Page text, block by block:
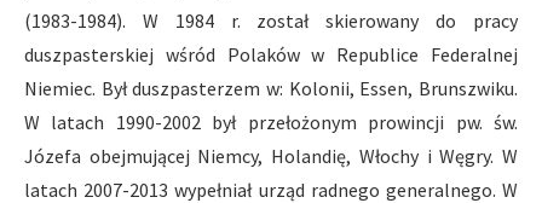
(1983-1984). W 1984 r. został skierowany do pracy
duszpasterskiej wśród Polaków w Republice Federalnej
Niemiec. Był duszpasterzem w: Kolonii, Essen, Brunszwiku.
W latach 1990-2002 był przełożonym prowincji pw. św.
Józefa obejmującej Niemcy, Holandię, Włochy i Węgry. W
latach 2007-2013 wypełniał urząd radnego generalnego. W